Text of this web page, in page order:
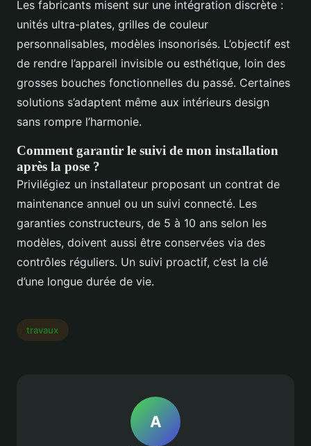
Les fabricants misent sur une intégration discrète :
unités ultra-plates, grilles de couleur
personnalisables, modèles insonorisés. L’objectif est
de rendre l’appareil invisible ou esthétique, loin des
grosses bouches fonctionnelles du passé. Certaines
solutions s’adaptent même aux intérieurs design
sans rompre l’harmonie.
Comment garantir le suivi de mon installation
après la pose ?
Privilégiez un installateur proposant un contrat de
maintenance annuel ou un suivi connecté. Les
garanties constructeurs, de 5 à 10 ans selon les
modèles, doivent aussi être conservées via des
contrôles réguliers. Un suivi proactif, c’est la clé
d’une longue durée de vie.
travaux
A